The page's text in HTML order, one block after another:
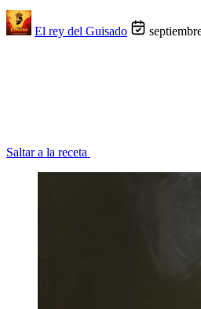
El rey del Guisado
Saltar a la receta